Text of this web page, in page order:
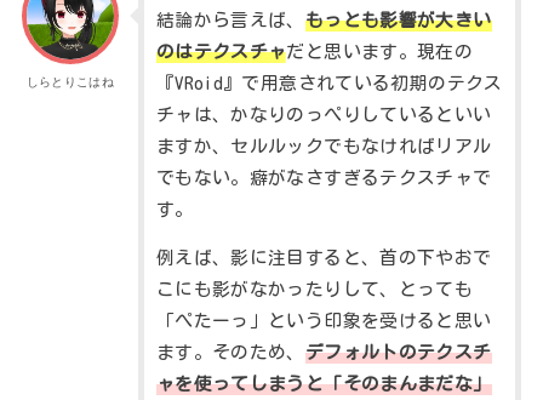
しらとりこはね
結論から言えば、 もっとも影響が大きい
のはテクスチャだと思います。現在の
『VRoid』で用意されている初期のテクス
チャは、かなりのっぺりしているといい
ますか、セルルックでもなければリアル
でもない。癖がなさすぎるテクスチャで
す。
例えば、影に注目すると、首の下やおで
こにも影がなかったりして、とっても
「ぺたーっ」という印象を受けると思い
ます。そのため、 デフォルトのテクスチ
ャを使ってしまうと「そのまんまだな」